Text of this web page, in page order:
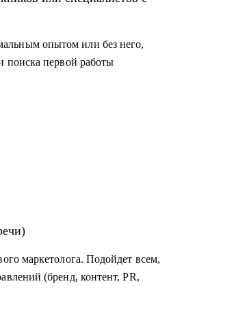
опытом или без него,
поиска первой работы
маркетолога. Подойдет всем,
(бренд, контент, PR,